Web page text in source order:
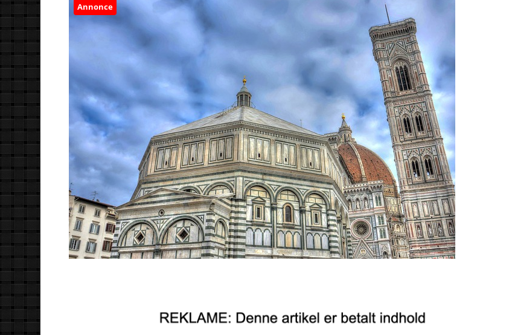
Annonce